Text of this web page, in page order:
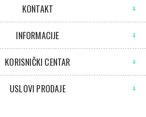
KONTAKT
INFORMACIJE
KORISNIČKI CENTAR
USLOVI PRODAJE